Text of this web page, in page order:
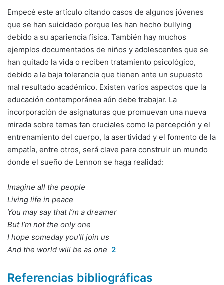
Empecé este artículo citando casos de algunos jóvenes
que se han suicidado porque les han hecho bullying
debido a su apariencia física. También hay muchos
ejemplos documentados de niños y adolescentes que se
han quitado la vida o reciben tratamiento psicológico,
debido a la baja tolerancia que tienen ante un supuesto
mal resultado académico. Existen varios aspectos que la
educación contemporánea aún debe trabajar. La
incorporación de asignaturas que promuevan una nueva
mirada sobre temas tan cruciales como la percepción y el
entrenamiento del cuerpo, la asertividad y el fomento de la
empatía, entre otros, será clave para construir un mundo
donde el sueño de Lennon se haga realidad:
Imagine all the people
Living life in peace
You may say that I’m a dreamer
But I’m not the only one
I hope someday you’ll join us
And the world will be as one 2
Referencias bibliográficas